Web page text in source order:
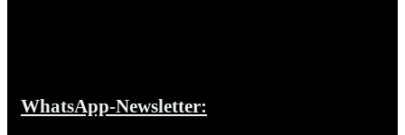
WhatsApp-Newsletter: